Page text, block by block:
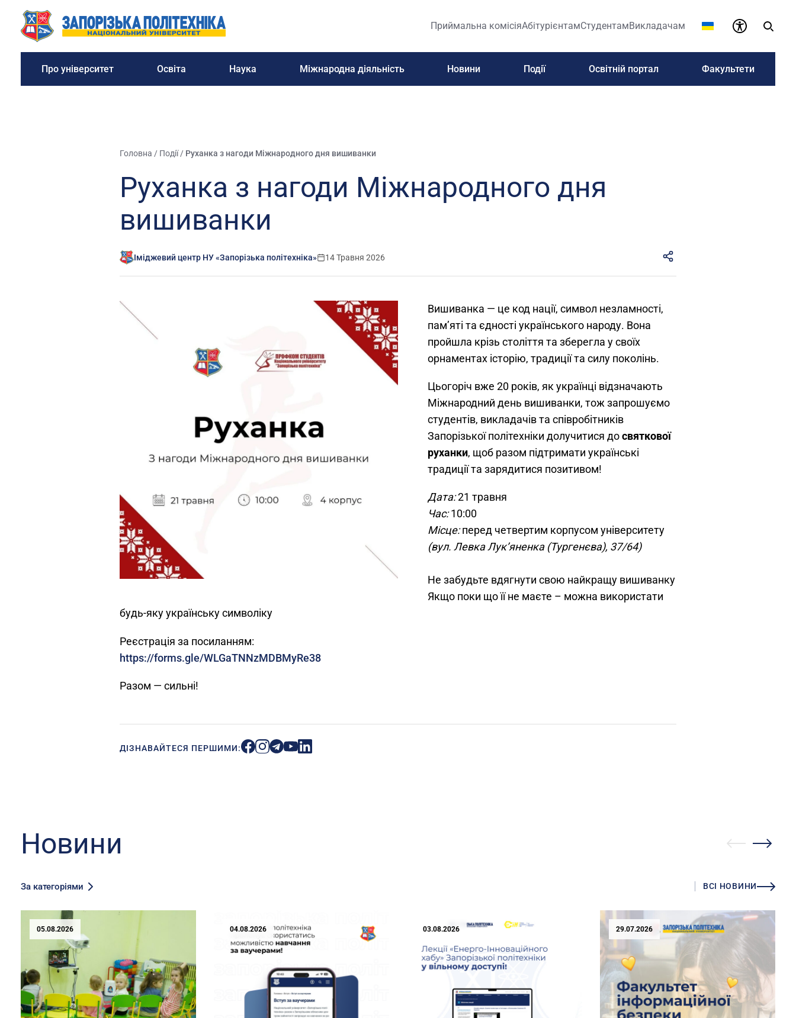
Приймальна комісіяАбітурієнтамСтудентамВикладачам
Про університет Освіта Наука Міжнародна діяльність Новини Події Освітній портал Факультети
Головна / Події/ Руханка з нагоди Міжнародного дня вишиванки
Руханка з нагоди Міжнародного дня
вишиванки
Іміджевий центр НУ «Запорізька політехніка» 14 Травня 2026
Вишиванка — це код нації, символ незламності,
пам’яті та єдності українського народу. Вона
пройшла крізь століття та зберегла у своїх
орнаментах історію, традиції та силу поколінь.
Цьогоріч вже 20 років, як українці відзначають
Міжнародний день вишиванки, тож запрошуємо
студентів, викладачів та співробітників
Запорізької політехніки долучитися досвяткової
руханки, щоб разом підтримати українські
традиції та зарядитися позитивом!
Дата:21 травня
Час:10:00
Місце:перед четвертим корпусом університету
(вул. Левка Лук’яненка (Тургенєва), 37/64)
Не забудьте вдягнути свою найкращу вишиванку
Якщо поки що її не маєте – можна використати
будь-яку українську символіку
Реєстрація за посиланням:
https://forms.gle/WLGaTNNzMDBMyRe38
Разом — сильні!
ДІЗНАВАЙТЕСЯ ПЕРШИМИ:
Новини
За категоріями ВСІ НОВИНИ
05.08.2026 04.08.2026 03.08.2026 29.07.2026